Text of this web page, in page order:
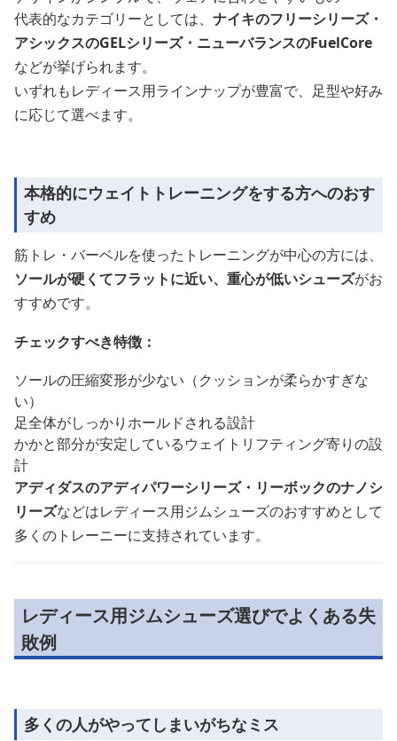
代表的なカテゴリーとしては、 ナイキのフリーシリーズ・
アシックスのGELシリーズ・ニューバランスのFuelCore
などが挙げられます。
いずれもレディース用ラインナップが豊富で、足型や好み
に応じて選べます。
本格的にウェイトトレーニングをする方へのおす
すめ
筋トレ・バーベルを使ったトレーニングが中心の方には、
ソールが硬くてフラットに近い、重心が低いシューズがお
すすめです。
チェックすべき特徴：
ソールの圧縮変形が少ない（クッションが柔らかすぎな
い）
足全体がしっかりホールドされる設計
かかと部分が安定しているウェイトリフティング寄りの設
計
アディダスのアディパワーシリーズ・リーボックのナノシ
リーズなどはレディース用ジムシューズのおすすめとして
多くのトレーニーに支持されています。
レディース用ジムシューズ選びでよくある失
敗例
多くの人がやってしまいがちなミス